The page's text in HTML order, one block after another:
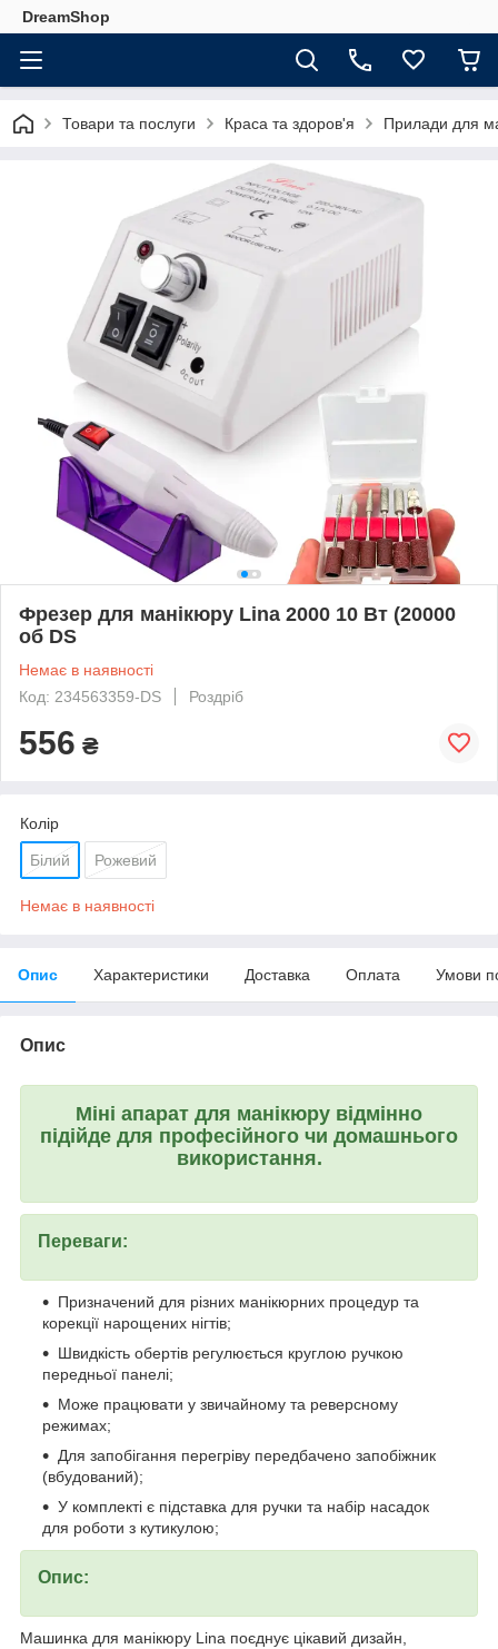
DreamShop
Товари та послуги Краса та здоров'я Прилади для
Фрезер для манікюру Lina 2000 10 Вт (20000
об DS
Немає в наявності
Код: 234563359-DS
Роздріб
556 ₴
Колір
Білий Рожевий
Немає в наявності
Опис Характеристики Доставка Оплата Умови
Опис
Міні апарат для манікюру відмінно
підійде для професійного чи домашнього
використання.
Переваги:
Призначений для різних манікюрних процедур та
корекції нарощених нігтів;
Швидкість обертів регулюється круглою ручкою
передньої панелі;
Може працювати у звичайному та реверсному
режимах;
Для запобігання перегріву передбачено запобіжник
(вбудований);
У комплекті є підставка для ручки та набір насадок
для роботи з кутикулою;
Опис:
Машинка для манікюру Lina поєднує цікавий дизайн,